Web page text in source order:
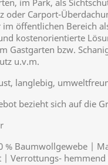
im Park, als
oder Carport-
im öffentlichen Bereich
kostenorientierte
Gastgarten bzw.
u.v.m.
langlebig,
bezieht sich auf die
% Baumwollgewebe |
Verrottungs-